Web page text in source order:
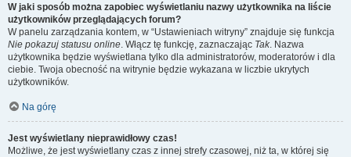
W jaki sposób można zapobiec wyświetlaniu nazwy użytkownika na liście
użytkowników przeglądających forum?
W panelu zarządzania kontem, w “Ustawieniach witryny” znajduje się funkcja
Nie pokazuj statusu online. Włącz tę funkcję, zaznaczając Tak. Nazwa
użytkownika będzie wyświetlana tylko dla administratorów, moderatorów i dla
ciebie. Twoja obecność na witrynie będzie wykazana w liczbie ukrytych
użytkowników.
Na górę
Jest wyświetlany nieprawidłowy czas!
Możliwe, że jest wyświetlany czas z innej strefy czasowej, niż ta, w której się